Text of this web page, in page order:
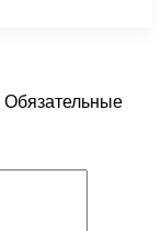
Обязательные